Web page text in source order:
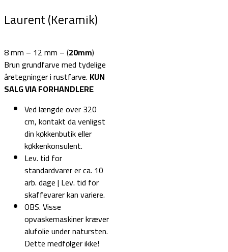
Laurent (Keramik)
8 mm – 12 mm – (20mm)
Brun grundfarve med tydelige
åretegninger i rustfarve. KUN
SALG VIA FORHANDLERE
Ved længde over 320
cm, kontakt da venligst
din køkkenbutik eller
køkkenkonsulent.
Lev. tid for
standardvarer er ca. 10
arb. dage | Lev. tid for
skaffevarer kan variere.
OBS. Visse
opvaskemaskiner kræver
alufolie under natursten.
Dette medfølger ikke!